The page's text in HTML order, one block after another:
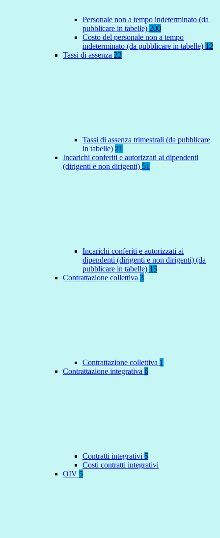
Personale non a tempo indeterminato (da
pubblicare in tabelle) 200
Costo del personale non a tempo
indeterminato (da pubblicare in tabelle) 12
Tassi di assenza 22
Tassi di assenza trimestrali (da pubblicare
in tabelle) 21
Incarichi conferiti e autorizzati ai dipendenti
(dirigenti e non dirigenti) 51
Incarichi conferiti e autorizzati ai
dipendenti (dirigenti e non dirigenti) (da
pubblicare in tabelle) 15
Contrattazione collettiva 3
Contrattazione collettiva 1
Contrattazione integrativa 6
Contratti integrativi 5
Costi contratti integrativi
OIV 5